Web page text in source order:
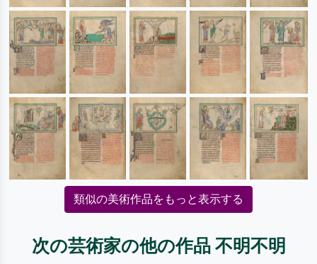
類似の美術作品をもっと表示する
次の芸術家の他の作品 不明不明